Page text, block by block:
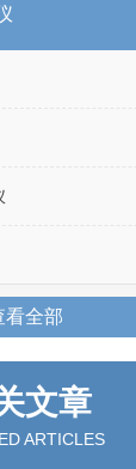
看全部
文章
ARTICLES